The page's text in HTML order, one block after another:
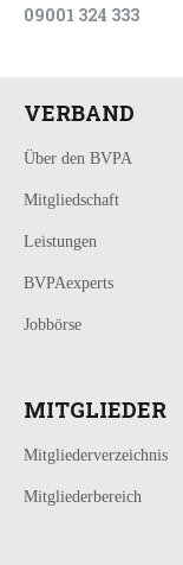
09001 324 333
VERBAND
Über den BVPA
Mitgliedschaft
Leistungen
BVPAexperts
Jobbörse
MITGLIEDER
Mitgliederverzeichnis
Mitgliederbereich